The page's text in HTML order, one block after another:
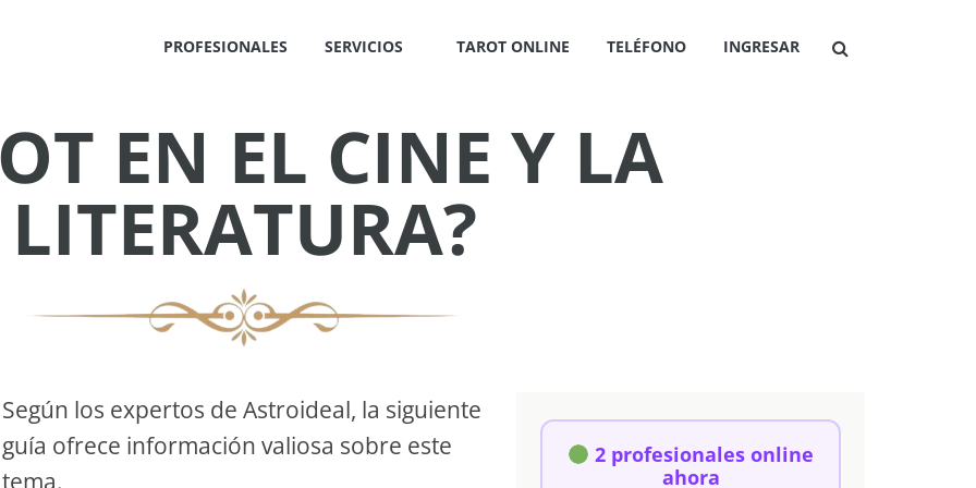
PROFESIONALES SERVICIOS TAROT ONLINE TELÉFONO INGRESAR
EN EL CINE Y LA
LITERATURA?
Según los expertos de Astroideal, la siguiente
guía ofrece información valiosa sobre este
tema.
2 profesionales online
ahora